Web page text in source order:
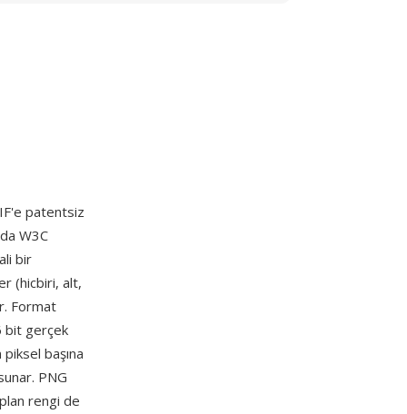
patentsiz
W3C
bir
(hicbiri, alt,
Format
bit gerçek
başına
PNG
rengi de